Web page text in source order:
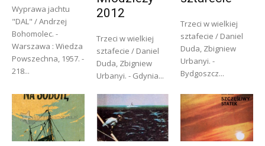
Wyprawa jachtu
"DAL" / Andrzej
Bohomolec. -
Warszawa : Wiedza
Powszechna, 1957. -
218...
2012
Trzeci w wielkiej
sztafecie / Daniel
Duda, Zbigniew
Urbanyi. - Gdynia...
Trzeci w wielkiej
sztafecie / Daniel
Duda, Zbigniew
Urbanyi. -
Bydgoszcz...